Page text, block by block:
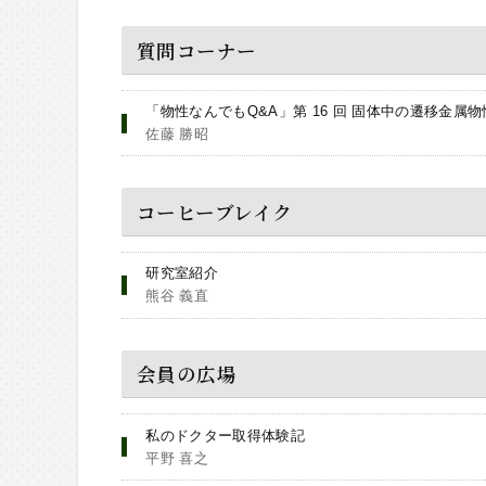
質問コーナー
「物性なんでもQ&A」第 16 回 固体中の遷移金属物
佐藤 勝昭
コーヒーブレイク
研究室紹介
熊谷 義直
会員の広場
私のドクター取得体験記
平野 喜之